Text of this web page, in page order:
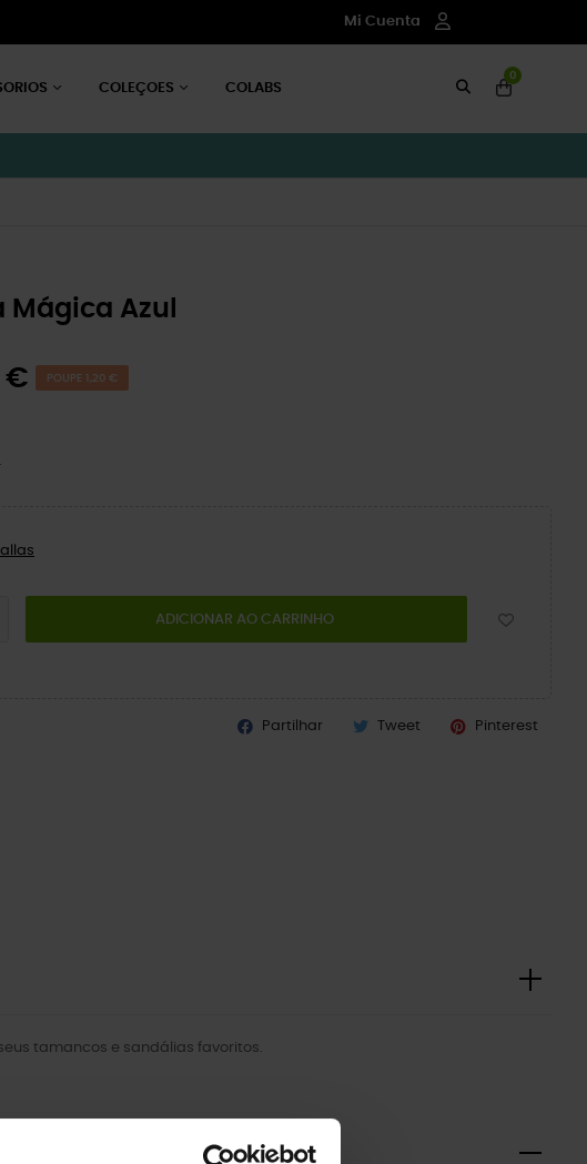
Mi Cuenta
COLEÇOES COLABS
0
Mágica Azul
€ POUPE 1,20 €
ADICIONAR AO CARRINHO
Partilhar Tweet Pinterest
tamancos e sandálias favoritos.